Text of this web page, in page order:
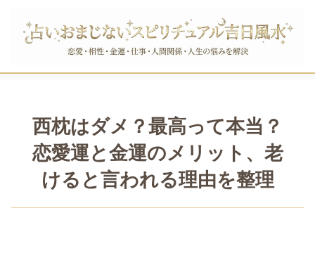
西枕はダメ？最高って本当？
恋愛運と金運のメリット、老
けると言われる理由を整理